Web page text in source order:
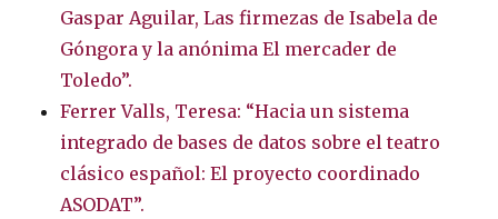
Gaspar Aguilar, Las firmezas de Isabela de
Góngora y la anónima El mercader de
Toledo”.
Ferrer Valls, Teresa: “Hacia un sistema
integrado de bases de datos sobre el teatro
clásico español: El proyecto coordinado
ASODAT”.